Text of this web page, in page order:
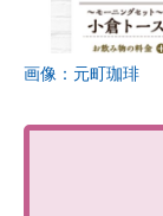
画像：元町珈琲